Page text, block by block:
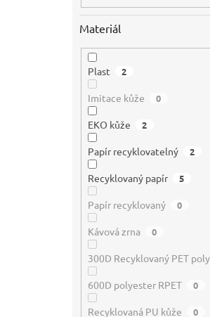
Materiál
Plast 2
Imitace kůže 0
EKO kůže 2
Papír recyklovatelný 2
Recyklovaný papír 5
Papír recyklovaný 0
Kávová zrna 0
300D Recyklovaný PET
600D polyester RPET 0
Recyklovaná PU kůže 0